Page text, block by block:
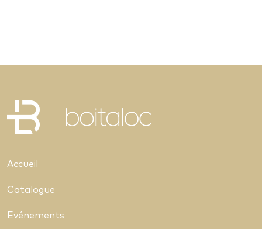
Accueil
Catalogue
Evénements